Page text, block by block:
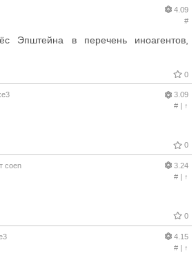
4.09
#
Эпштейна в перечень иноагентов,
0
3.09
#| ↑
0
coen
3.24
#| ↑
0
4.15
#| ↑